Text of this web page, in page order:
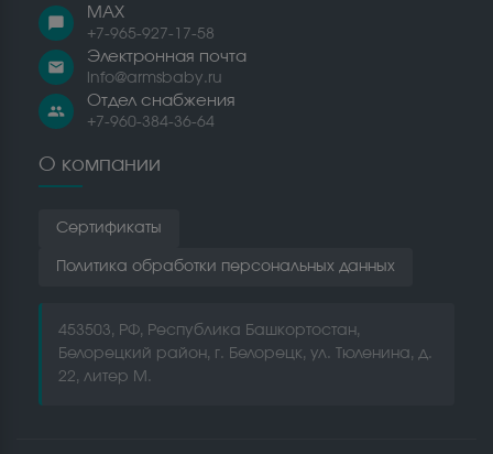
chat_bubble
MAX
+7-965-927-17-58
email
Электронная почта
info@armsbaby.ru
people
Отдел снабжения
+7-960-384-36-64
О компании
Сертификаты
Политика обработки персональных данных
453503, РФ, Республика Башкортостан,
Белорецкий район, г. Белорецк, ул. Тюленина, д.
22, литер М.